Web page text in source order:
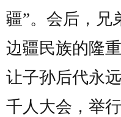
疆”。会后，兄
边疆民族的隆
让子孙后代永
千人大会，举